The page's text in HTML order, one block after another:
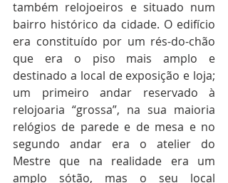
também relojoeiros e situado num
bairro histórico da cidade. O edifício
era constituído por um rés-do-chão
que era o piso mais amplo e
destinado a local de exposição e loja;
um primeiro andar reservado à
relojoaria “grossa”, na sua maioria
relógios de parede e de mesa e no
segundo andar era o atelier do
Mestre que na realidade era um
amplo sótão, mas o seu local